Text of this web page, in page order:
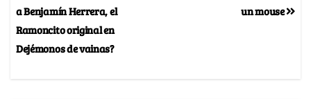
un mouse
a Benjamín Herrera, el
Ramoncito original en
Dejémonos de vainas?